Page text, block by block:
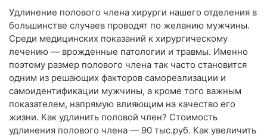
Удлинение полового члена хирурги нашего отделения в
большинстве случаев проводят по желанию мужчины.
Среди медицинских показаний к хирургическому
лечению — врожденные патологии и травмы. Именно
поэтому размер полового члена так часто становится
одним из решающих факторов самореализации и
самоидентификации мужчины, а кроме того важным
показателем, напрямую влияющим на качество его
жизни. Как удлинить половой член? Стоимость
удлинения полового члена — 90 тыс.руб. Как увеличить